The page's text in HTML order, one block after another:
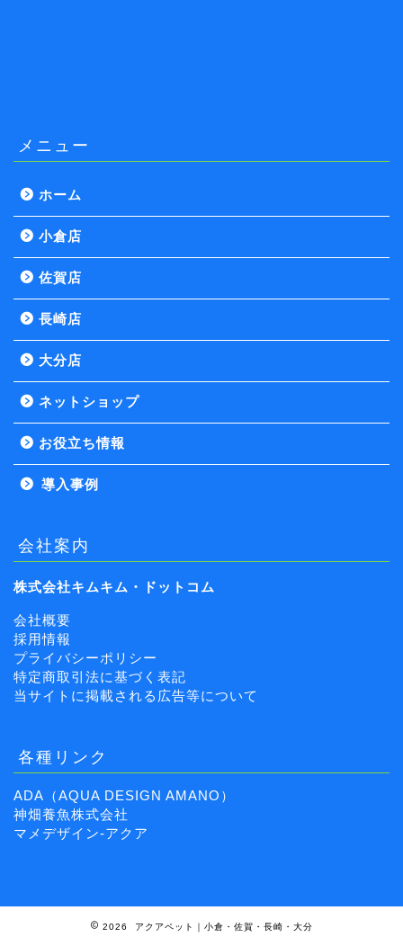
メニュー
ホーム
小倉店
佐賀店
長崎店
大分店
ネットショップ
お役立ち情報
導入事例
会社案内
株式会社キムキム・ドットコム
会社概要
採用情報
プライバシーポリシー
特定商取引法に基づく表記
当サイトに掲載される広告等について
各種リンク
ADA（AQUA DESIGN AMANO）
神畑養魚株式会社
マメデザイン-アクア
2026 アクアペット｜小倉・佐賀・長崎・大分